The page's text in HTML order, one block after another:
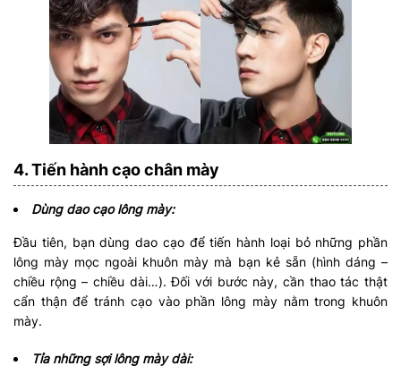
4. Tiến hành cạo chân mày
Dùng dao cạo lông mày:
Đầu tiên, bạn dùng dao cạo để tiến hành loại bỏ những phần
lông mày mọc ngoài khuôn mày mà bạn kẻ sẵn (hình dáng –
chiều rộng – chiều dài…). Đối với bước này, cần thao tác thật
cẩn thận để tránh cạo vào phần lông mày nằm trong khuôn
mày.
Tỉa những sợi lông mày dài: